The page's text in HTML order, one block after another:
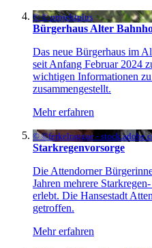
© © projektplus
Bürgerhaus Alter
Das neue Bürgerhaus im
seit Anfang Februar 2024
wichtigen Informationen
zusammengestellt.
Mehr erfahren
© ©ferkelraggae -
Starkregenvorsorge
Die Attendorner
Jahren mehrere
erlebt. Die Hansestadt
getroffen.
Mehr erfahren